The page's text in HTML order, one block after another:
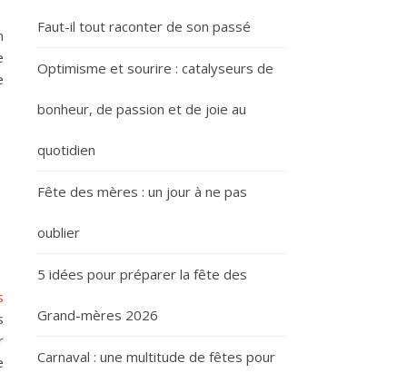
Faut-il tout raconter de son passé
Optimisme et sourire : catalyseurs de
bonheur, de passion et de joie au
quotidien
Fête des mères : un jour à ne pas
oublier
5 idées pour préparer la fête des
Grand-mères 2026
Carnaval : une multitude de fêtes pour